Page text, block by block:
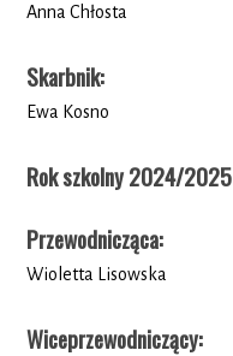
Anna Chłosta
Skarbnik:
Ewa Kosno
Rok szkolny 2024/2025
Przewodnicząca:
Wioletta Lisowska
Wiceprzewodniczący: